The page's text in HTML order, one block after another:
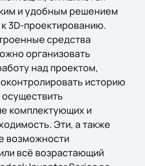
и удобным решением
3D-проектированию.
средства
организовать
над проектом,
историю
комплектующих и
Эти, а также
возможности
всё возрастающий